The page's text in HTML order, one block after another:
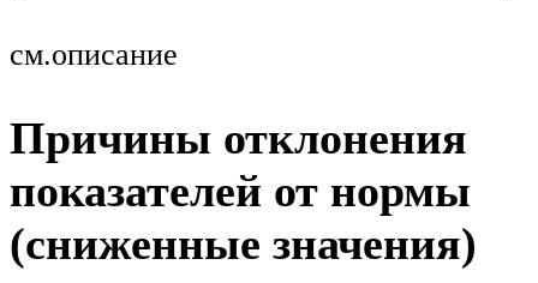
см.описание
Причины отклонения
показателей от нормы
(сниженные значения)